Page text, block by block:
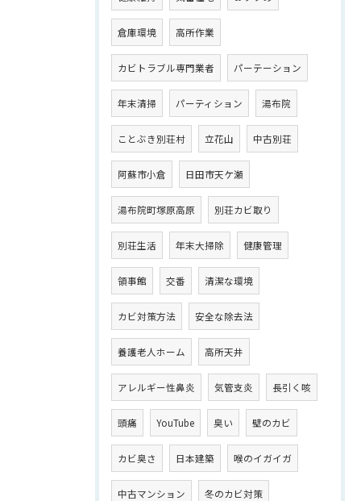
倉庫環境 高所作業
カビトラブル専門業者 パーテーション
年末清掃 パーティション 湯布院
ことぶき別荘村 立花山 中古別荘
阿蘇市小倉 日田市天ケ瀬
湯布院町塚原高原 別荘カビ取り
別荘生活 年末大掃除 健康管理
領事館 交番 清潔な環境
カビ対策方法 安全な除去法
養護老人ホーム 高所天井
アレルギー性鼻炎 気管支炎 長引く咳
頭痛 YouTube 臭い 壁のカビ
カビ臭さ 日本建築 喉のイガイガ
中古マンション 冬のカビ対策